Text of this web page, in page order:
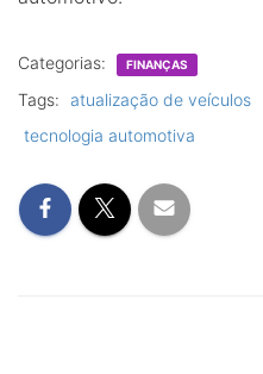
Categorias: FINANÇAS
Tags: atualização de veículos
tecnologia automotiva